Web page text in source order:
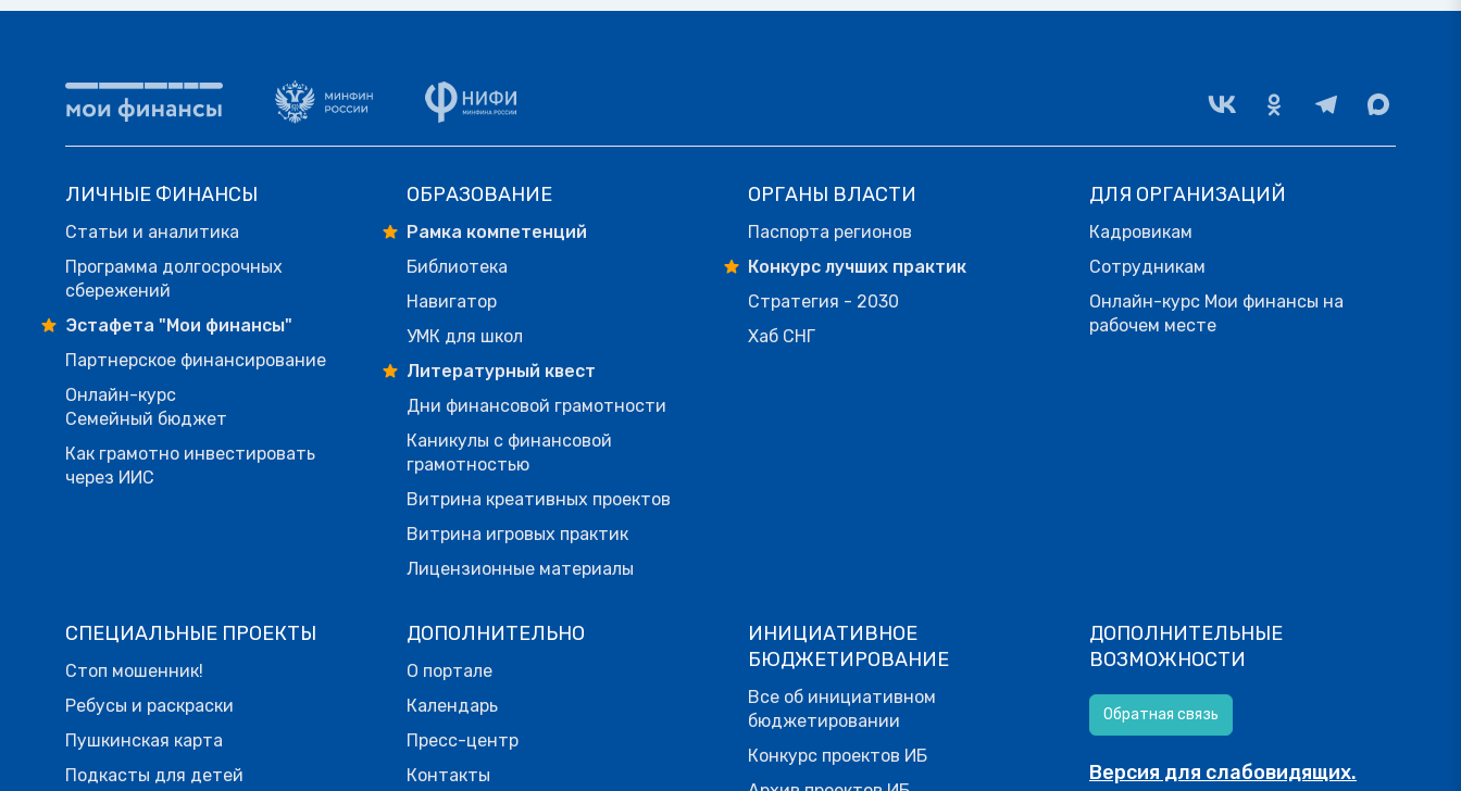
ЛИЧНЫЕ ФИНАНСЫ
Статьи и аналитика
Программа долгосрочных
сбережений
Эстафета "Мои финансы"
Партнерское финансирование
Онлайн-курс
Семейный бюджет
Как грамотно инвестировать
через ИИС
ОБРАЗОВАНИЕ
Рамка компетенций
Библиотека
Навигатор
УМК для школ
Литературный квест
Дни финансовой грамотности
Каникулы с финансовой
грамотностью
Витрина креативных проектов
Витрина игровых практик
Лицензионные материалы
ОРГАНЫ ВЛАСТИ
Паспорта регионов
Конкурс лучших практик
Стратегия - 2030
Хаб СНГ
ДЛЯ ОРГАНИЗАЦИЙ
Кадровикам
Сотрудникам
Онлайн-курс Мои финансы на
рабочем месте
СПЕЦИАЛЬНЫЕ ПРОЕКТЫ
Стоп мошенник!
Ребусы и раскраски
Пушкинская карта
Подкасты для детей
ДОПОЛНИТЕЛЬНО
О портале
Календарь
Пресс-центр
Контакты
ИНИЦИАТИВНОЕ
БЮДЖЕТИРОВАНИЕ
Все об инициативном
бюджетировании
Конкурс проектов ИБ
ДОПОЛНИТЕЛЬНЫЕ
ВОЗМОЖНОСТИ
Обратная связь
Версия для слабовидящих.